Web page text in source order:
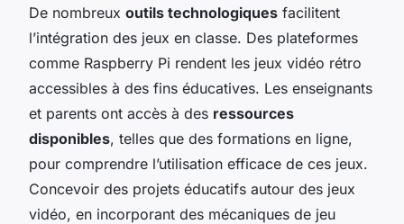
De nombreux outils technologiques facilitent
l’intégration des jeux en classe. Des plateformes
comme Raspberry Pi rendent les jeux vidéo rétro
accessibles à des fins éducatives. Les enseignants
et parents ont accès à des ressources
disponibles, telles que des formations en ligne,
pour comprendre l’utilisation efficace de ces jeux.
Concevoir des projets éducatifs autour des jeux
vidéo, en incorporant des mécaniques de jeu